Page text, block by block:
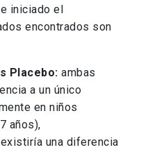
iniciado el
encontrados son
Placebo: ambas
a un único
en niños
años),
una diferencia